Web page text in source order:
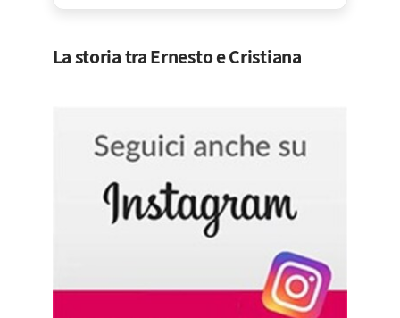
La storia tra Ernesto e Cristiana